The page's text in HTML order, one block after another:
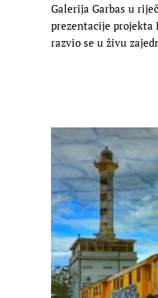
Galerija Garbas u
prezentacije projekta
razvio se u živu